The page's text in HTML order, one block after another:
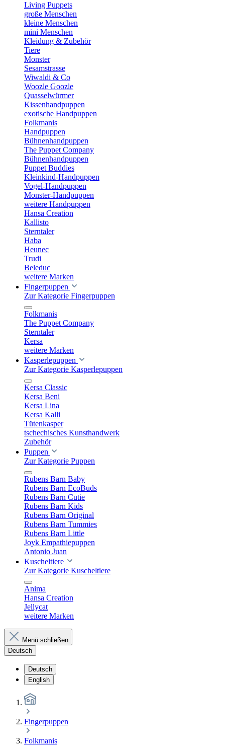
Living Puppets
große Menschen
kleine Menschen
mini Menschen
Kleidung & Zubehör
Tiere
Monster
Sesamstrasse
Wiwaldi & Co
Woozle Goozle
Quasselwürmer
Kissenhandpuppen
exotische Handpuppen
Folkmanis
Handpuppen
Bühnenhandpuppen
The Puppet Company
Bühnenhandpuppen
Puppet Buddies
Kleinkind-Handpuppen
Vogel-Handpuppen
Monster-Handpuppen
weitere Handpuppen
Hansa Creation
Kallisto
Sterntaler
Haba
Heunec
Trudi
Beleduc
weitere Marken
Fingerpuppen
Zur Kategorie Fingerpuppen
Folkmanis
The Puppet Company
Sterntaler
Kersa
weitere Marken
Kasperlepuppen
Zur Kategorie Kasperlepuppen
Kersa Classic
Kersa Beni
Kersa Lina
Kersa Kalli
Tütenkasper
tschechisches Kunsthandwerk
Zubehör
Puppen
Zur Kategorie Puppen
Rubens Barn Baby
Rubens Barn EcoBuds
Rubens Barn Cutie
Rubens Barn Kids
Rubens Barn Original
Rubens Barn Tummies
Rubens Barn Little
Joyk Empathiepuppen
Antonio Juan
Kuscheltiere
Zur Kategorie Kuscheltiere
Anima
Hansa Creation
Jellycat
weitere Marken
Menü schließen
Deutsch
Deutsch
English
Fingerpuppen
Folkmanis